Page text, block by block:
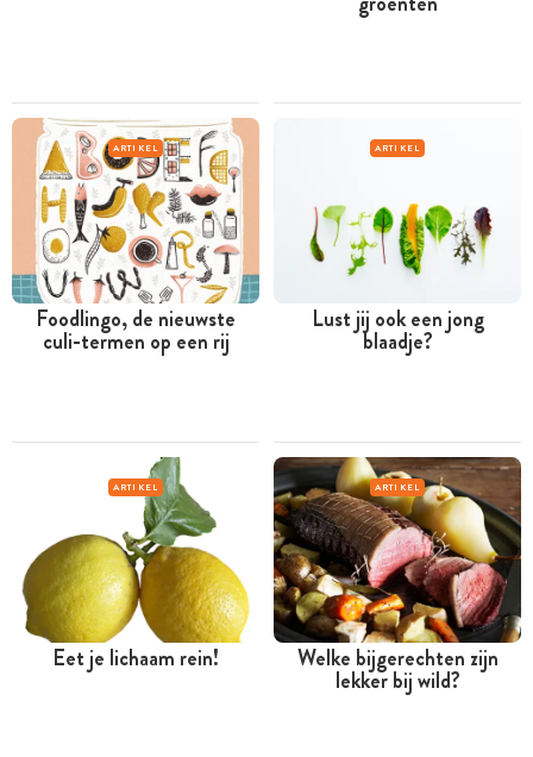
ARTIKEL
Foodlingo, de nieuwste
culi-termen op een rij
ARTIKEL
Lust jij ook een jong
blaadje?
ARTIKEL
Eet je lichaam rein!
ARTIKEL
Welke bijgerechten zijn
lekker bij wild?